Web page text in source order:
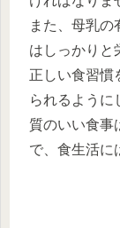
また、母乳の
はしっかりと
正しい食習慣
られるように
質のいい食事
で、食生活に